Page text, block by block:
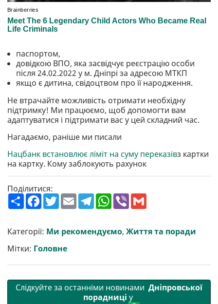
паспортом,
довідкою ВПО, яка засвідчує реєстрацію особи
після 24.02.2022 у м. Дніпрі за адресою МТКП
якщо є дитина, свідоцтвом про її народження.
Не втрачайте можливість отримати необхідну
підтримку! Ми працюємо, щоб допомогти вам
адаптуватися і підтримати вас у цей складний час.
Нагадаємо, раніше ми писали
Нацбанк встановлює ліміт на суму переказівз картки
на картку. Кому заблокують рахунок
Поділитися:
П
о
р
и
т
и
F
a
b
o
o
k
T
w
e
r
E
m
l
T
e
g
r
W
h
s
A
V
r l
Категорії: Ми рекомендуємо, Життя та поради
Мітки: Головне
Слідкуйте за останніми новинами Дніпровської
порадниці у